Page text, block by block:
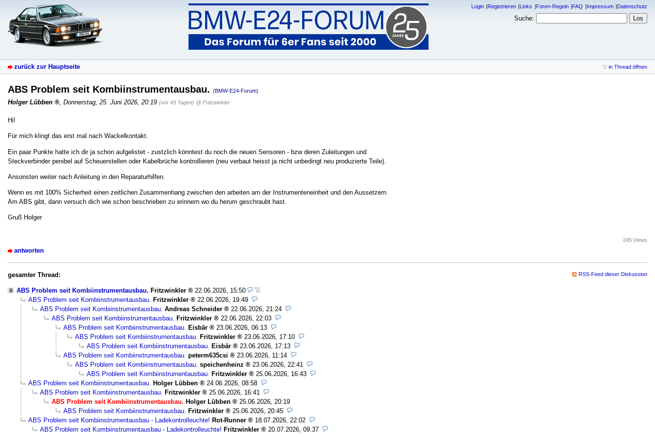
Login Registrieren Links Foren-Regeln FAQ Impressum Datenschutz
Suche:
zurück zur Hauptseite in Thread öffnen
ABS Problem seit Kombiinstrumentausbau. (BMW-E24-Forum)
Holger Lübben , Donnerstag, 25. Juni 2026, 20:19 (vor 43 Tagen) @ Fritzwinkler
Hi!
Für mich klingt das erst mal nach Wackelkontakt.
Ein paar Punkte hatte ich dir ja schon aufgelistet - zustzlich könntest du noch die neuen Sensoren - bzw deren Zuleitungen und
Steckverbinder penibel auf Scheuerstellen oder Kabelbrüche kontrollieren (neu verbaut heisst ja nicht unbedingt neu produzierte Teile).
Ansonsten weiter nach Anleitung in den Reparaturhilfen.
Wenn es mit 100% Sicherheit einen zeitlichen Zusammenhang zwischen den arbeiten am der Instrumenteneinheit und den Aussetzern
Am ABS gibt, dann versuch dich wie schon beschrieben zu erinnern wo du herum geschraubt hast.
Gruß Holger
antworten
245 Views
gesamter Thread: RSS-Feed dieser Diskussion
ABS Problem seit Kombiinstrumentausbau. Fritzwinkler
22.06.2026, 15:50
ABS Problem seit Kombiinstrumentausbau. Fritzwinkler
22.06.2026, 19:49
ABS Problem seit Kombiinstrumentausbau. Andreas Schneider
22.06.2026, 21:24
ABS Problem seit Kombiinstrumentausbau. Fritzwinkler
22.06.2026, 22:03
ABS Problem seit Kombiinstrumentausbau. Eisbär
23.06.2026, 06:13
ABS Problem seit Kombiinstrumentausbau. Fritzwinkler
23.06.2026, 17:10
ABS Problem seit Kombiinstrumentausbau. Eisbär
23.06.2026, 17:13
ABS Problem seit Kombiinstrumentausbau. peterm635csi
23.06.2026, 11:14
ABS Problem seit Kombiinstrumentausbau. speichenheinz
23.06.2026, 22:41
ABS Problem seit Kombiinstrumentausbau. Fritzwinkler
25.06.2026, 16:43
ABS Problem seit Kombiinstrumentausbau. Holger Lübben
24.06.2026, 08:58
ABS Problem seit Kombiinstrumentausbau. Fritzwinkler
25.06.2026, 16:41
ABS Problem seit Kombiinstrumentausbau. Holger Lübben
25.06.2026, 20:19
ABS Problem seit Kombiinstrumentausbau. Fritzwinkler
25.06.2026, 20:45
ABS Problem seit Kombiinstrumentausbau - Ladekontrolleuchte! Rot-Runner
18.07.2026, 22:02
ABS Problem seit Kombiinstrumentausbau - Ladekontrolleuchte! Fritzwinkler 20.07.2026, 09:37